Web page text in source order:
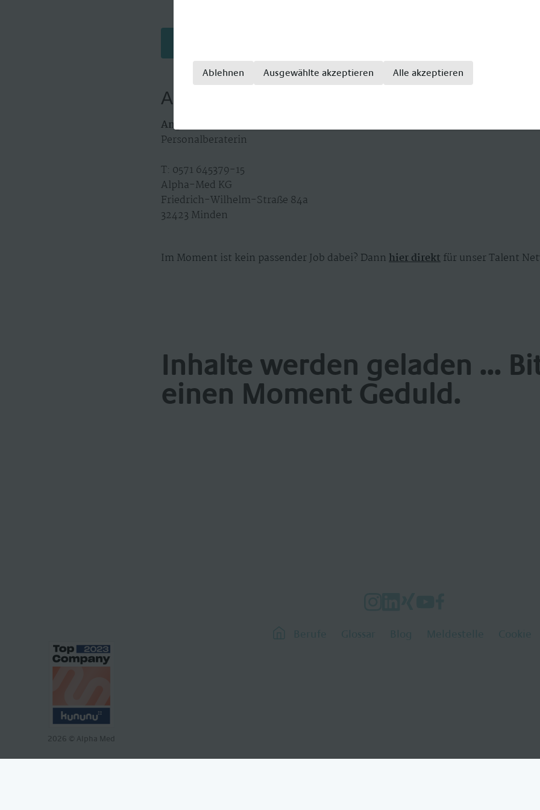
Ansprechpartner
Angelika Timme
Personalberaterin
T: 0571 645379-15
Alpha-Med KG
Friedrich-Wilhelm-Straße 84a
32423 Minden
Im Moment ist kein passender Job dabei? Dannhier direktfür unser Talent
Inhalte werden geladen ...
einen Moment Geduld.
2026 © Alpha Med
Ablehnen Ausgewählte akzeptieren Alle akzeptieren